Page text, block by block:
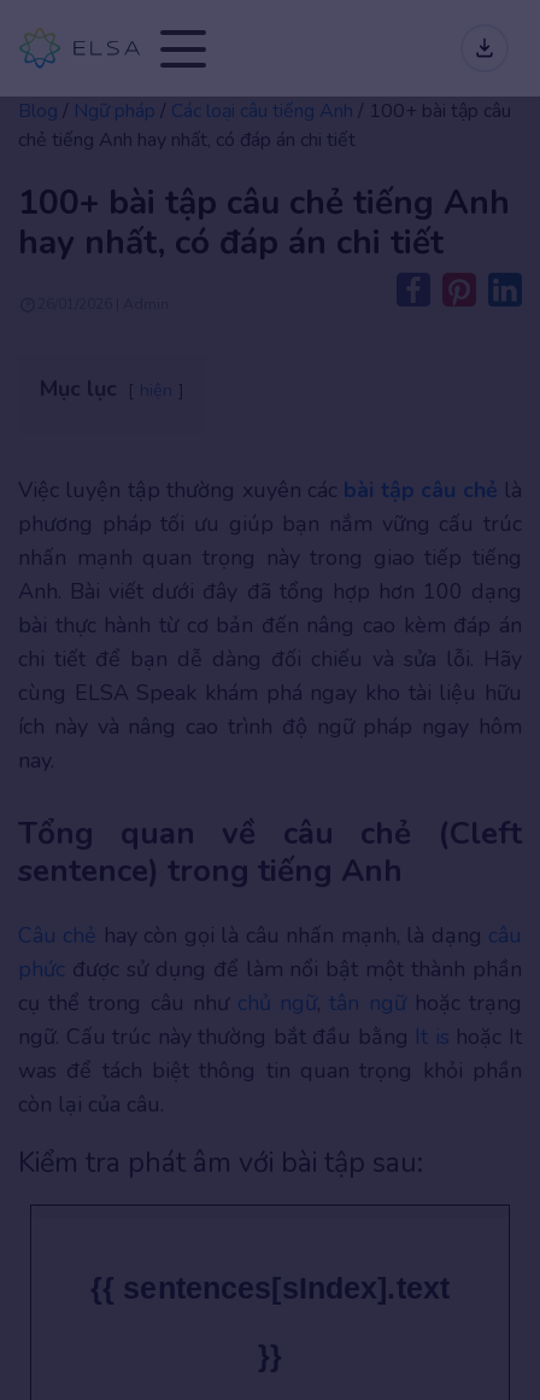
Blog / Ngữ pháp / Các loại câu tiếng Anh / 100+ bài tập câu
chẻ tiếng Anh hay nhất, có đáp án chi tiết
100+ bài tập câu chẻ tiếng Anh
hay nhất, có đáp án chi tiết
Mục lục hiện
Việc luyện tập thường xuyên các bài tập câu chẻ là
phương pháp tối ưu giúp bạn nắm vững cấu trúc
nhấn mạnh quan trọng này trong giao tiếp tiếng
Anh. Bài viết dưới đây đã tổng hợp hơn 100 dạng
bài thực hành từ cơ bản đến nâng cao kèm đáp án
chi tiết để bạn dễ dàng đối chiếu và sửa lỗi. Hãy
cùng ELSA Speak khám phá ngay kho tài liệu hữu
ích này và nâng cao trình độ ngữ pháp ngay hôm
nay.
Tổng quan về câu chẻ (Cleft
sentence) trong tiếng Anh
Câu chẻ hay còn gọi là câu nhấn mạnh, là dạng câu
phức được sử dụng để làm nổi bật một thành phần
cụ thể trong câu như chủ ngữ,tân ngữhoặc trạng
ngữ. Cấu trúc này thường bắt đầu bằng It is hoặc It
was để tách biệt thông tin quan trọng khỏi phần
còn lại của câu.
Kiểm tra phát âm với bài tập sau:
{{ sentences[sIndex].text
}}